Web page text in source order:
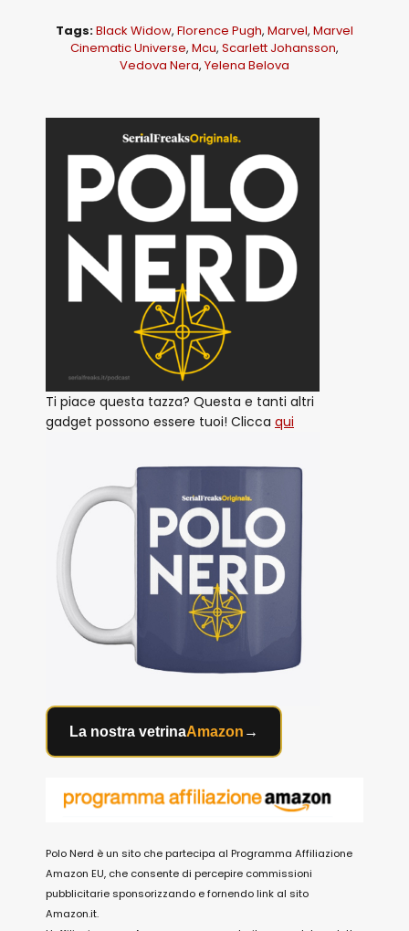
Tags:Black Widow, Florence Pugh, Marvel, Marvel
Cinematic Universe, Mcu, Scarlett Johansson,
Vedova Nera, Yelena Belova
Ti piace questa tazza? Questa e tanti altri
gadget possono essere tuoi! Clicca qui
La nostra vetrinaAmazon →
Polo Nerd è un sito che partecipa al Programma Affiliazione
Amazon EU, che consente di percepire commissioni
pubblicitarie sponsorizzando e fornendo link al sito
Amazon.it.